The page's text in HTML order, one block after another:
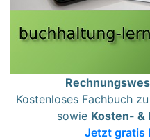
Kostenloses Fachbuch zu
sowie Kosten- &
Jetzt gratis